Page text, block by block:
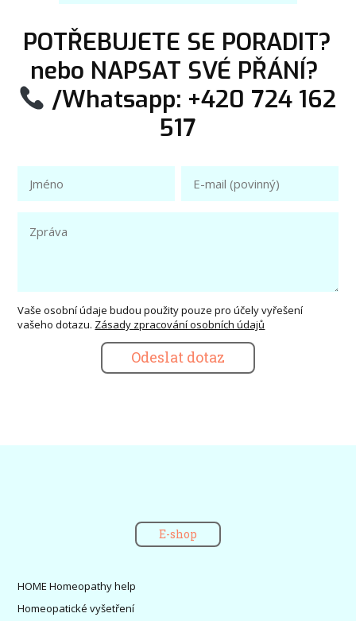
POTŘEBUJETE SE PORADIT?
nebo NAPSAT SVÉ PŘÁNÍ?
/Whatsapp: +420 724 162
517
Vaše osobní údaje budou použity pouze pro účely vyřešení
vašeho dotazu. Zásady zpracování osobních údajů
Odeslat dotaz
E-shop
HOME Homeopathy help
Homeopatické vyšetření